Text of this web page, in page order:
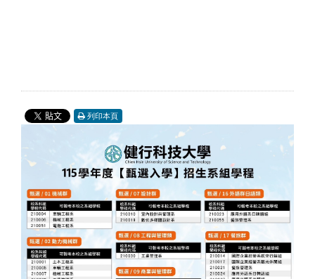
列印本頁